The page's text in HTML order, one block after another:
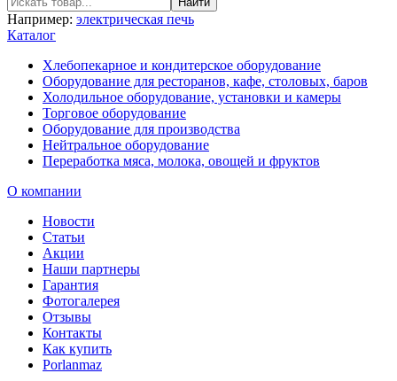
Например: электрическая печь
Каталог
Хлебопекарное и кондитерское оборудование
Оборудование для ресторанов, кафе, столовых, баров
Холодильное оборудование, установки и камеры
Торговое оборудование
Оборудование для производства
Нейтральное оборудование
Переработка мяса, молока, овощей и фруктов
О компании
Новости
Статьи
Акции
Наши партнеры
Гарантия
Фотогалерея
Отзывы
Контакты
Как купить
Porlanmaz